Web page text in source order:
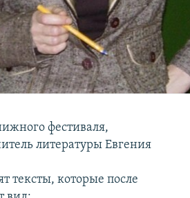
фестиваля,
литературы Евгения
тексты, которые после